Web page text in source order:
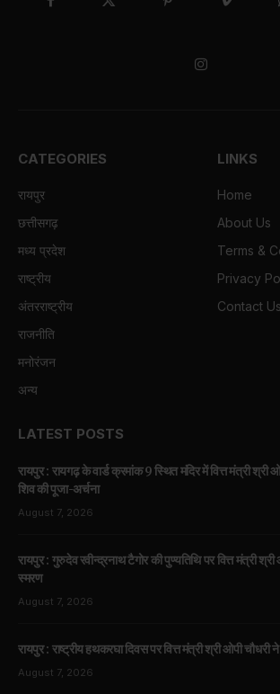
FacebookX
Pinterest Vimeo
Instagram
CATEGORIES
रायपुर
छत्तीसगढ़
मध्य प्रदेश
राष्ट्रीय
अंतरराष्ट्रीय
राजनीति
मनोरंजन
अन्य
LINKS
Home
About Us
Terms &
Privacy
Contact Us
LATEST POSTS
रायपुर : रायगढ़ के वार्ड क्रमांक 9 स्थित मंदिर में वित्त मंत्री श्री
शिव की पूजा-अर्चना
August 7, 2026
रायपुर : गुरुदेव रवीन्द्रनाथ टैगोर की पुण्यतिथि पर वित्त मंत्री
स्मरण
August 7, 2026
रायपुर : राष्ट्रीय हथकरघा दिवस पर वित्त मंत्री श्री ओपी
August 7, 2026